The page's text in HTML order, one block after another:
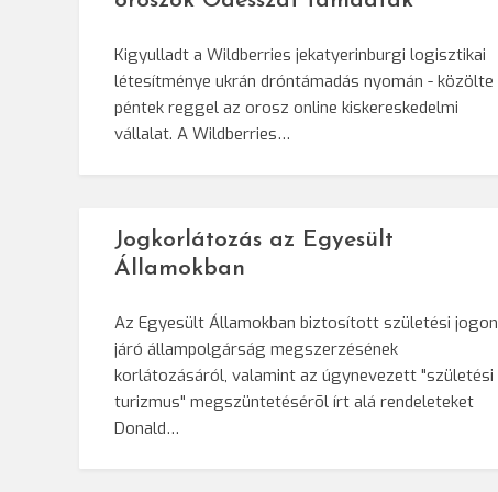
Kigyulladt a Wildberries jekatyerinburgi logisztikai
létesítménye ukrán dróntámadás nyomán - közölte
péntek reggel az orosz online kiskereskedelmi
vállalat. A Wildberries…
Jogkorlátozás az Egyesült
Államokban
Az Egyesült Államokban biztosított születési jogon
járó állampolgárság megszerzésének
korlátozásáról, valamint az úgynevezett "születési
turizmus" megszüntetésérõl írt alá rendeleteket
Donald…